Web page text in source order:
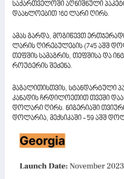
საქართველოში აღნიშნული
დაახლოებით 160 ლარი ღირს.
ამას გარდა, მოგიწევთ ერთჯერადი
ლარის ღირებულების (745 აშშ
თეფშის სამაგრის, თეფშისა და
როუტერის შეძენა.
მაგალითისთვის, სტანდარტული
კანადის ჩრდილოეთით თვეში
დოლარი ღირს. ნიგერიაში
დოლარია, მექსიკაში - 59 აშშ